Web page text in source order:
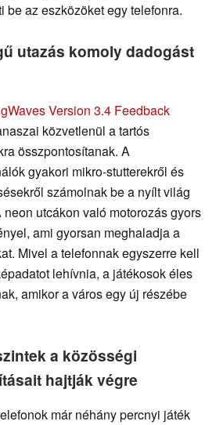
be az eszközöket egy telefonra.
utazás komoly dadogást
Version 3.4 Feedback
közvetlenül a tartós
összpontosítanak. A
gyakori mikro-stutterekről és
számolnak be a nyílt világ
utcákon való motorozás gyors
ami gyorsan meghaladja a
Mivel a telefonnak egyszerre kell
lehívnia, a játékosok éles
amikor a város egy új részébe
a közösségi
hajtják végre
már néhány percnyi játék